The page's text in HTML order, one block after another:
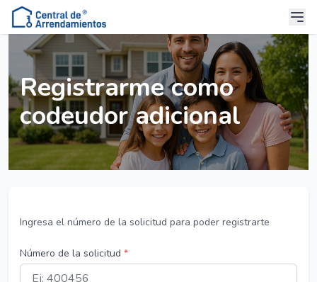
Registrarme como
codeudor adicional
Ingresa el número de la solicitud para poder registrarte
Número de la solicitud *